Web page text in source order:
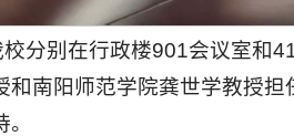
分别在行政楼901会议室和
和南阳师范学院龚世学教授